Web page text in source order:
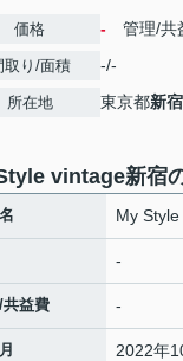
価格 - 管理/共
取り/面積 -/-
所在地 東京都新
vintage新宿
My
-
共益費 -
2022年